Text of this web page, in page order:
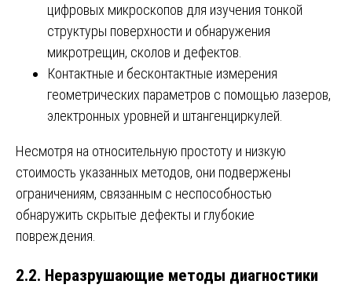
цифровых микроскопов для изучения тонкой
структуры поверхности и обнаружения
микротрещин, сколов и дефектов.
Контактные и бесконтактные измерения
геометрических параметров с помощью лазеров,
электронных уровней и штангенциркулей.
Несмотря на относительную простоту и низкую
стоимость указанных методов, они подвержены
ограничениям, связанным с неспособностью
обнаружить скрытые дефекты и глубокие
повреждения.
2.2. Неразрушающие методы диагностики